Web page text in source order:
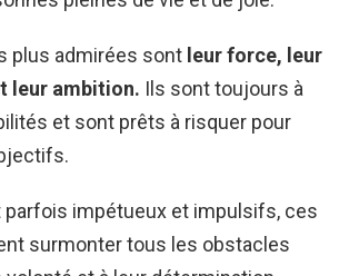
plus admirées sont leur force, leur
leur ambition. Ils sont toujours à
et sont prêts à risquer pour
parfois impétueux et impulsifs, ces
surmonter tous les obstacles